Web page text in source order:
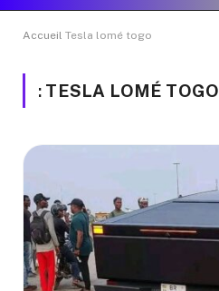
Accueil Tesla lomé togo
: TESLA LOMÉ TOGO